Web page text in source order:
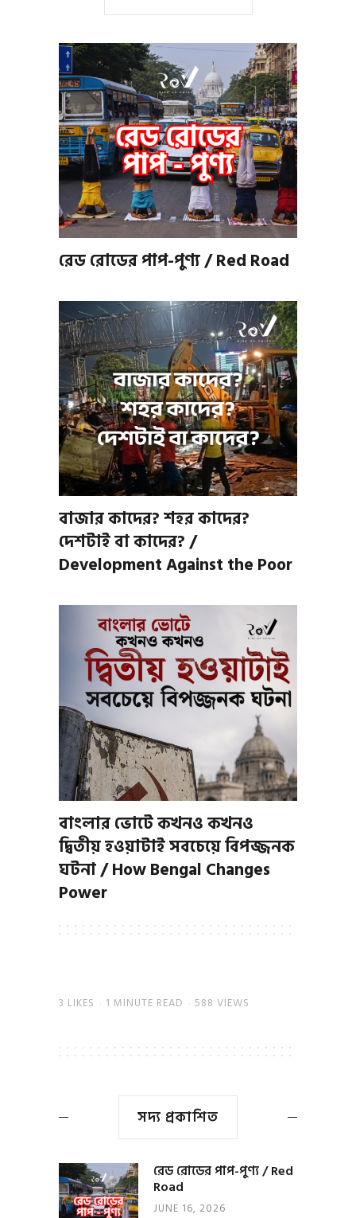
রেড রোডের পাপ-পুণ্য / Red Road
বাজার কাদের? শহর কাদের?
দেশটাই বা কাদের? /
Development Against the Poor
বাংলার ভোটে কখনও কখনও
দ্বিতীয় হওয়াটাই সবচেয়ে বিপজ্জনক
ঘটনা / How Bengal Changes
Power
3 LIKES 1 MINUTE READ 588 VIEWS
সদ্য প্রকাশিত
রেড রোডের পাপ-পুণ্য / Red
Road
JUNE 16, 2026